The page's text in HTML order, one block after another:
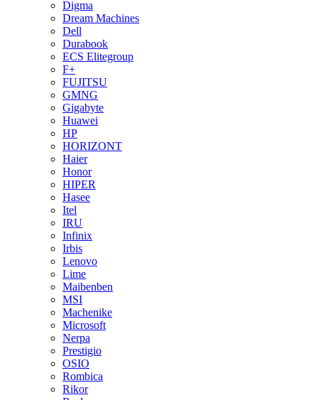
Digma
Dream Machines
Dell
Durabook
ECS Elitegroup
F+
FUJITSU
GMNG
Gigabyte
Huawei
HP
HORIZONT
Haier
Honor
HIPER
Hasee
Itel
IRU
Infinix
Irbis
Lenovo
Lime
Maibenben
MSI
Machenike
Microsoft
Nerpa
Prestigio
OSIO
Rombica
Rikor